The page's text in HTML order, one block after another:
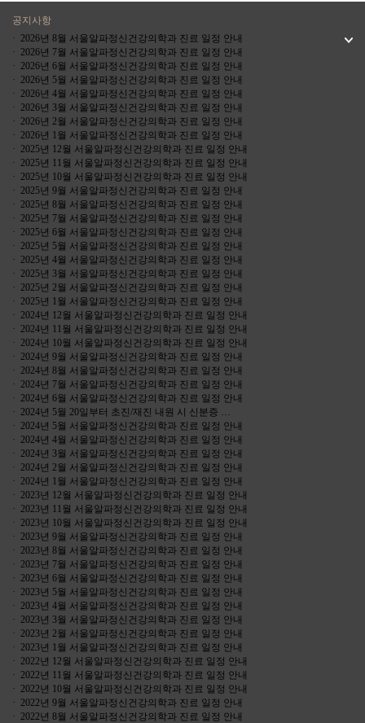
공지사항
· 2026년 8월 서울알파정신건강의학과 진료 일정 안내
· 2026년 7월 서울알파정신건강의학과 진료 일정 안내
· 2026년 6월 서울알파정신건강의학과 진료 일정 안내
· 2026년 5월 서울알파정신건강의학과 진료 일정 안내
· 2026년 4월 서울알파정신건강의학과 진료 일정 안내
· 2026년 3월 서울알파정신건강의학과 진료 일정 안내
· 2026년 2월 서울알파정신건강의학과 진료 일정 안내
· 2026년 1월 서울알파정신건강의학과 진료 일정 안내
· 2025년 12월 서울알파정신건강의학과 진료 일정 안내
· 2025년 11월 서울알파정신건강의학과 진료 일정 안내
· 2025년 10월 서울알파정신건강의학과 진료 일정 안내
· 2025년 9월 서울알파정신건강의학과 진료 일정 안내
· 2025년 8월 서울알파정신건강의학과 진료 일정 안내
· 2025년 7월 서울알파정신건강의학과 진료 일정 안내
· 2025년 6월 서울알파정신건강의학과 진료 일정 안내
· 2025년 5월 서울알파정신건강의학과 진료 일정 안내
· 2025년 4월 서울알파정신건강의학과 진료 일정 안내
· 2025년 3월 서울알파정신건강의학과 진료 일정 안내
· 2025년 2월 서울알파정신건강의학과 진료 일정 안내
· 2025년 1월 서울알파정신건강의학과 진료 일정 안내
· 2024년 12월 서울알파정신건강의학과 진료 일정 안내
· 2024년 11월 서울알파정신건강의학과 진료 일정 안내
· 2024년 10월 서울알파정신건강의학과 진료 일정 안내
· 2024년 9월 서울알파정신건강의학과 진료 일정 안내
· 2024년 8월 서울알파정신건강의학과 진료 일정 안내
· 2024년 7월 서울알파정신건강의학과 진료 일정 안내
· 2024년 6월 서울알파정신건강의학과 진료 일정 안내
· 2024년 5월 20일부터 초진/재진 내원 시 신분증 …
· 2024년 5월 서울알파정신건강의학과 진료 일정 안내
· 2024년 4월 서울알파정신건강의학과 진료 일정 안내
· 2024년 3월 서울알파정신건강의학과 진료 일정 안내
· 2024년 2월 서울알파정신건강의학과 진료 일정 안내
· 2024년 1월 서울알파정신건강의학과 진료 일정 안내
· 2023년 12월 서울알파정신건강의학과 진료 일정 안내
· 2023년 11월 서울알파정신건강의학과 진료 일정 안내
· 2023년 10월 서울알파정신건강의학과 진료 일정 안내
· 2023년 9월 서울알파정신건강의학과 진료 일정 안내
· 2023년 8월 서울알파정신건강의학과 진료 일정 안내
· 2023년 7월 서울알파정신건강의학과 진료 일정 안내
· 2023년 6월 서울알파정신건강의학과 진료 일정 안내
· 2023년 5월 서울알파정신건강의학과 진료 일정 안내
· 2023년 4월 서울알파정신건강의학과 진료 일정 안내
· 2023년 3월 서울알파정신건강의학과 진료 일정 안내
· 2023년 2월 서울알파정신건강의학과 진료 일정 안내
· 2023년 1월 서울알파정신건강의학과 진료 일정 안내
· 2022년 12월 서울알파정신건강의학과 진료 일정 안내
· 2022년 11월 서울알파정신건강의학과 진료 일정 안내
· 2022년 10월 서울알파정신건강의학과 진료 일정 안내
· 2022년 9월 서울알파정신건강의학과 진료 일정 안내
· 2022년 8월 서울알파정신건강의학과 진료 일정 안내